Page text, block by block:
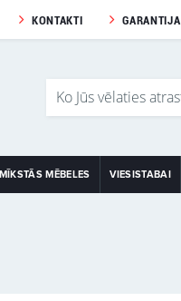
KONTAKTI GARANTIJA
MĪKSTĀS MĒBELES VIESISTABAI